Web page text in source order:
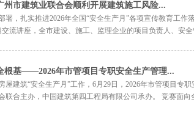
州市建筑业联合会顺利开展建筑施工风险...
，扎实推进2026年全国“安全生产月”各项宣传教育工
流讲座，全市建设、施工、监理企业的项目负责人、安
根基——2026年市管项目专职安全生产管理...
建筑“安全生产月”工作，6月29日，2026年市管项目专
合主办，中国建筑第四工程局有限公司承办。 竞赛面